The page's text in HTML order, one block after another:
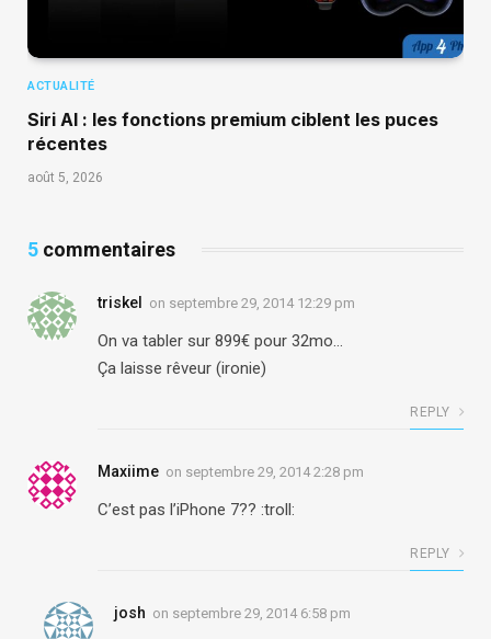
ACTUALITÉ
Siri AI : les fonctions premium ciblent les puces
récentes
août 5, 2026
5 commentaires
triskel on septembre 29, 2014 12:29 pm
On va tabler sur 899€ pour 32mo…
Ça laisse rêveur (ironie)
REPLY
Maxiime on septembre 29, 2014 2:28 pm
C’est pas l’iPhone 7?? :troll:
REPLY
josh on septembre 29, 2014 6:58 pm